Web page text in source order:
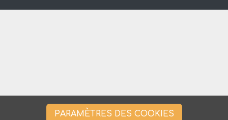
PARAMÈTRES DES COOKIES